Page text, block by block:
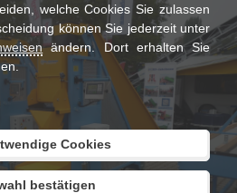
welche Cookies Sie zulassen
können Sie jederzeit unter
ändern. Dort erhalten Sie
Cookies
bestätigen